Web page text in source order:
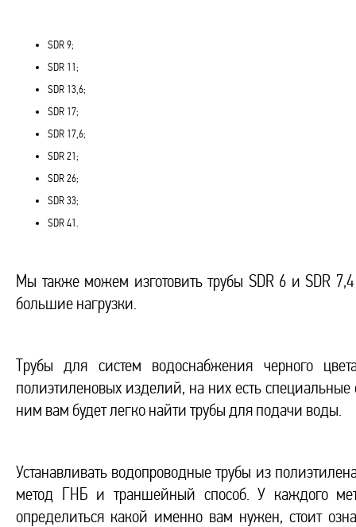
SDR 9;
SDR 11;
SDR 13,6;
SDR 17;
SDR 17,6;
SDR 21;
SDR 26;
SDR 33;
SDR 41.
Мы также можем изготовить трубы SDR 6 и SDR
большие нагрузки.
Трубы для систем водоснабжения черного
полиэтиленовых изделий, на них есть
ним вам будет легко найти трубы для подачи воды.
Устанавливать водопроводные трубы из
метод ГНБ и траншейный способ. У каждого
определиться какой именно вам нужен, стоит